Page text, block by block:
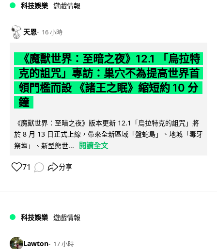
科技娛樂 遊戲情報
天恩 16 小時
《魔獸世界：至暗之夜》12.1 「烏拉特
克的詛咒」專訪：巢穴不為提高世界首
領門檻而設 《諸王之眠》縮短約 10 分
鐘
《魔獸世界：至暗之夜》版本更新 12.1「烏拉特克的詛咒」將
於 8 月 13 日正式上線，帶來全新區域「盤蛇島」、地城「毒牙
祭壇」、新型態世...
閱讀全文
71 分享
科技娛樂 遊戲情報
Lawton 17 小時